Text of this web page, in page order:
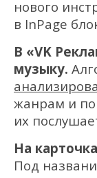
нового
в InPage
В «VK
музыку.
жанрам и
их
На
Под